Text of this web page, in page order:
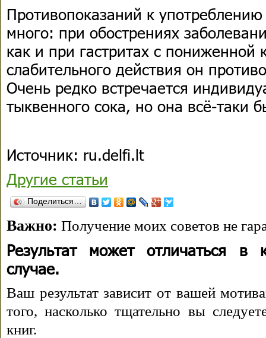
Противопоказаний к
много: при обострениях
как и при гастритах с пониженной
слабительного действия он
Очень редко встречается
тыквенного сока, но она всё-таки
Источник: ru.delfi.lt
Другие статьи
Поделиться…
Важно: Получение моих советов не
Результат может отличаться в
случае.
Ваш результат зависит от вашей
того, насколько тщательно вы
книг.